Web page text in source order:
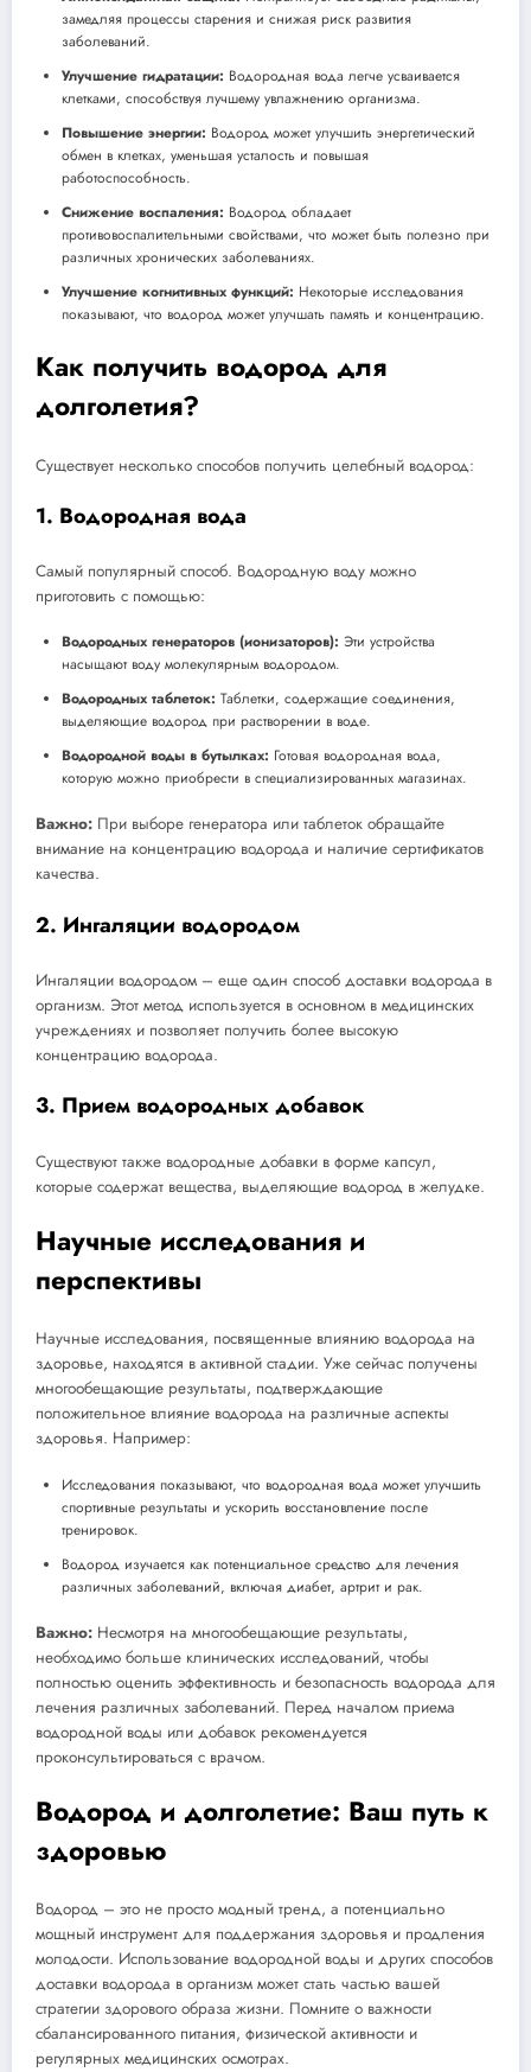
замедляя процессы старения и снижая риск развития
заболеваний.
Улучшение гидратации: Водородная вода легче усваивается
клетками, способствуя лучшему увлажнению организма.
Повышение энергии: Водород может улучшить энергетический
обмен в клетках, уменьшая усталость и повышая
работоспособность.
Снижение воспаления: Водород обладает
противовоспалительными свойствами, что может быть полезно при
различных хронических заболеваниях.
Улучшение когнитивных функций: Некоторые исследования
показывают, что водород может улучшать память и концентрацию.
Как получить водород для
долголетия?
Существует несколько способов получить целебный водород:
1. Водородная вода
Самый популярный способ. Водородную воду можно
приготовить с помощью:
Водородных генераторов (ионизаторов): Эти устройства
насыщают воду молекулярным водородом.
Водородных таблеток: Таблетки, содержащие соединения,
выделяющие водород при растворении в воде.
Водородной воды в бутылках: Готовая водородная вода,
которую можно приобрести в специализированных магазинах.
Важно: При выборе генератора или таблеток обращайте
внимание на концентрацию водорода и наличие сертификатов
качества.
2. Ингаляции водородом
Ингаляции водородом – еще один способ доставки водорода в
организм. Этот метод используется в основном в медицинских
учреждениях и позволяет получить более высокую
концентрацию водорода.
3. Прием водородных добавок
Существуют также водородные добавки в форме капсул,
которые содержат вещества, выделяющие водород в желудке.
Научные исследования и
перспективы
Научные исследования, посвященные влиянию водорода на
здоровье, находятся в активной стадии. Уже сейчас получены
многообещающие результаты, подтверждающие
положительное влияние водорода на различные аспекты
здоровья. Например:
Исследования показывают, что водородная вода может улучшить
спортивные результаты и ускорить восстановление после
тренировок.
Водород изучается как потенциальное средство для лечения
различных заболеваний, включая диабет, артрит и рак.
Важно: Несмотря на многообещающие результаты,
необходимо больше клинических исследований, чтобы
полностью оценить эффективность и безопасность водорода для
лечения различных заболеваний. Перед началом приема
водородной воды или добавок рекомендуется
проконсультироваться с врачом.
Водород и долголетие: Ваш путь к
здоровью
Водород – это не просто модный тренд, а потенциально
мощный инструмент для поддержания здоровья и продления
молодости. Использование водородной воды и других способов
доставки водорода в организм может стать частью вашей
стратегии здорового образа жизни. Помните о важности
сбалансированного питания, физической активности и
регулярных медицинских осмотрах.